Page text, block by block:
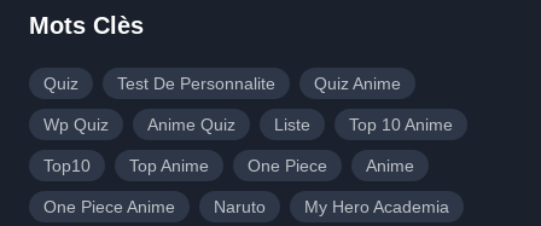
Mots Clès
Quiz Test De Personnalite Quiz Anime
Wp Quiz Anime Quiz Liste Top 10 Anime
Top10 Top Anime One Piece Anime
One Piece Anime Naruto My Hero Academia